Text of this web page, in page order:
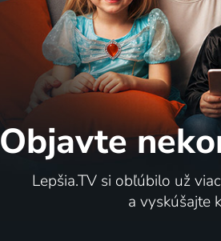
Objavte
Lepšia.TV si obľúbilo už
a vyskúšajte